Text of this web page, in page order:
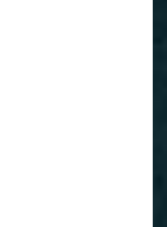
ティG」
」